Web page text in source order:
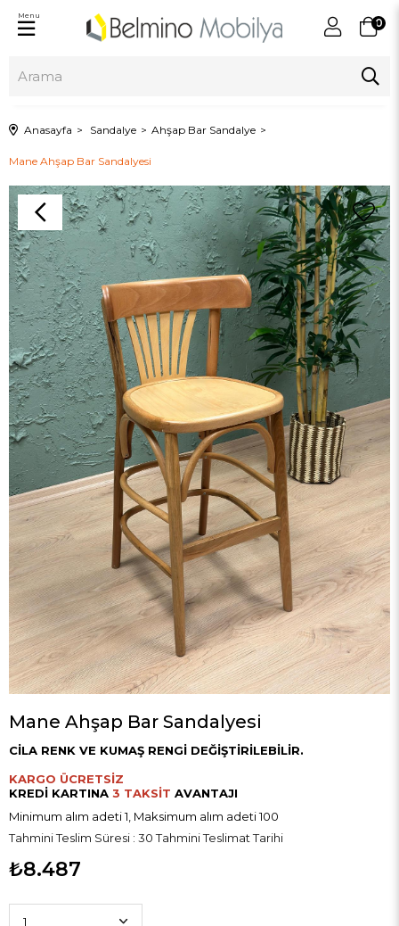
0
Menu
Anasayfa Sandalye Ahşap Bar Sandalye
Mane Ahşap Bar Sandalyesi
Mane Ahşap Bar Sandalyesi
CİLA RENK VE KUMAŞ RENGİ DEĞİŞTİRİLEBİLİR.
KARGO ÜCRETSİZ
KREDİ KARTINA 3 TAKSİT AVANTAJI
Minimum alım adeti 1, Maksimum alım adeti 100
Tahmini Teslim Süresi : 30 Tahmini Teslimat Tarihi
₺8.487